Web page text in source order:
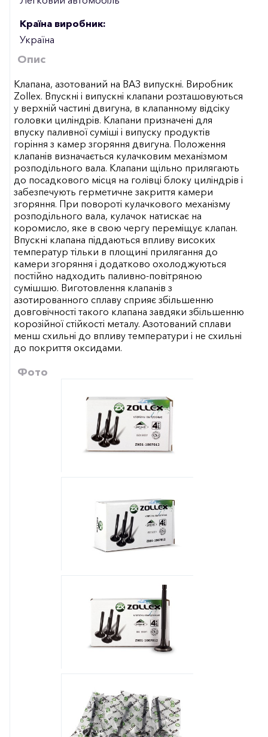
Країна виробник:
Україна
Опис
Клапана, азотований на ВАЗ випускні. Виробник
Zollex. Впускні і випускні клапани розташовуються
у верхній частині двигуна, в клапанному відсіку
головки циліндрів. Клапани призначені для
впуску паливної суміші і випуску продуктів
горіння з камер згоряння двигуна. Положення
клапанів визначається кулачковим механізмом
розподільного вала. Клапани щільно прилягають
до посадкового місця на голівці блоку циліндрів і
забезпечують герметичне закриття камери
згоряння. При повороті кулачкового механізму
розподільного вала, кулачок натискає на
коромисло, яке в свою чергу переміщує клапан.
Впускні клапана піддаються впливу високих
температур тільки в площині прилягання до
камери згоряння і додатково охолоджуються
постійно надходить паливно-повітряною
сумішшю. Виготовлення клапанів з
азотированного сплаву сприяє збільшенню
довговічності такого клапана завдяки збільшенню
корозійної стійкості металу. Азотований сплави
менш схильні до впливу температури і не схильні
до покриття оксидами.
Фото